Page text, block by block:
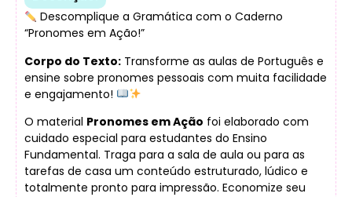
Descomplique a Gramática com o Caderno
“Pronomes em Ação!”
Corpo do Texto: Transforme as aulas de Português e
ensine sobre pronomes pessoais com muita facilidade
e engajamento!
O material Pronomes em Ação foi elaborado com
cuidado especial para estudantes do Ensino
Fundamental. Traga para a sala de aula ou para as
tarefas de casa um conteúdo estruturado, lúdico e
totalmente pronto para impressão. Economize seu